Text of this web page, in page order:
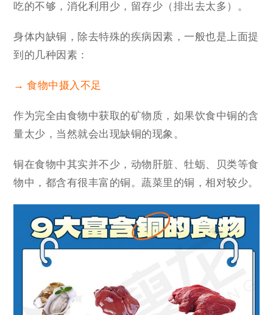
吃的不够，消化利用少，留存少（排出去太多）。
身体内缺铜，除去特殊的疾病因素，一般也是上面提
到的几种因素：
→ 食物中摄入不足
作为完全由食物中获取的矿物质，如果饮食中铜的含
量太少，当然就会出现缺铜的现象。
铜在食物中其实并不少，动物肝脏、牡蛎、贝类等食
物中，都含有很丰富的铜。蔬菜里的铜，相对较少。